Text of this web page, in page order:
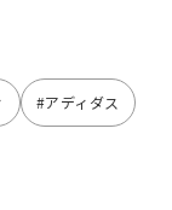
#アディダス